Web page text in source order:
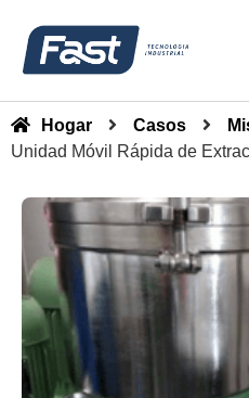
Hogar Casos
Unidad Móvil Rápida de